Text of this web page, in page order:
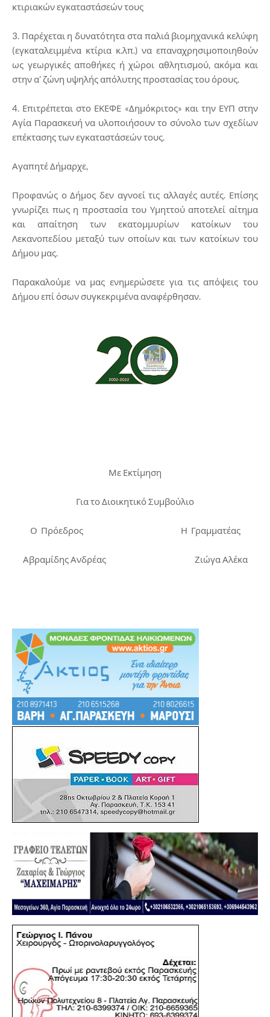
κτιριακών εγκαταστάσεών τους
3. Παρέχεται η δυνατότητα στα παλιά βιομηχανικά κελύφη
(εγκαταλειμμένα κτίρια κ.λπ.) να επαναχρησιμοποιηθούν
ως γεωργικές αποθήκες ή χώροι αθλητισμού, ακόμα και
στην α’ ζώνη υψηλής απόλυτης προστασίας του όρους.
4. Επιτρέπεται στο ΕΚΕΦΕ «Δημόκριτος» και την ΕΥΠ στην
Αγία Παρασκευή να υλοποιήσουν το σύνολο των σχεδίων
επέκτασης των εγκαταστάσεών τους.
Αγαπητέ Δήμαρχε,
Προφανώς ο Δήμος δεν αγνοεί τις αλλαγές αυτές. Επίσης
γνωρίζει πως η προστασία του Υμηττού αποτελεί αίτημα
και απαίτηση των εκατομμυρίων κατοίκων του
Λεκανοπεδίου μεταξύ των οποίων και των κατοίκων του
Δήμου μας.
Παρακαλούμε να μας ενημερώσετε για τις απόψεις του
Δήμου επί όσων συγκεκριμένα αναφέρθησαν.
Με Εκτίμηση
Για το Διοικητικό Συμβούλιο
Ο Πρόεδρος Η Γραμματέας
Αβραμίδης Ανδρέας Ζιώγα Αλέκα